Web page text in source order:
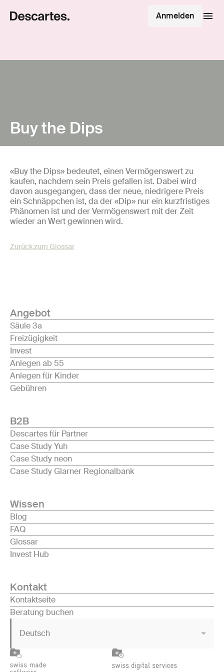
Anmelden
Buy the Dips
«Buy the Dips» bedeutet, einen Vermögenswert zu
kaufen, nachdem sein Preis gefallen ist. Dabei wird
davon ausgegangen, dass der neue, niedrigere Preis
ein Schnäppchen ist, da der «Dip» nur ein kurzfristiges
Phänomen ist und der Vermögenswert mit der Zeit
wieder an Wert gewinnen wird.
Zurück zum Glossar
Angebot
Säule 3a
Freizügigkeit
Invest
Anlegen ab 55
Anlegen für Kinder
Gebühren
B2B
Descartes für Partner
Case Study Yuh
Case Study neon
Case Study Glarner Regionalbank
Wissen
Blog
FAQ
Glossar
Invest Hub
Kontakt
Kontaktseite
Beratung buchen
Deutsch